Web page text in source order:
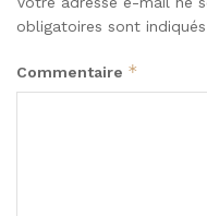
obligatoires sont
Commentaire *